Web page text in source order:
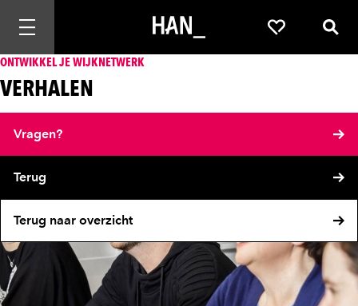
Mobiele navigatie openen Favorieten
ONTWIKKEL JE WIJKNETWERK
VERHALEN
Vragen?
Terug
Terug naar overzicht